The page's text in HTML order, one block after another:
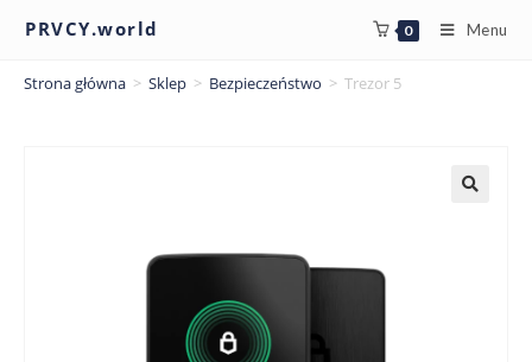
PRVCY.world 0 Menu
Strona główna > Sklep > Bezpieczeństwo > Trezor 5